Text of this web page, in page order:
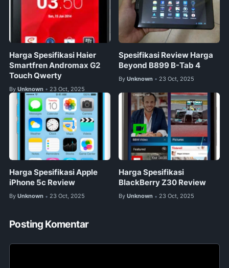
Harga Spesifikasi Haier
Smartfren Andromax G2
Touch Qwerty
By Unknown • 23 Oct, 2025
Spesifikasi Review Harga
Beyond B899 B-Tab 4
By Unknown • 23 Oct, 2025
Harga Spesifikasi Apple
iPhone 5c Review
By Unknown • 23 Oct, 2025
Harga Spesifikasi
BlackBerry Z30 Review
By Unknown • 23 Oct, 2025
Posting Komentar